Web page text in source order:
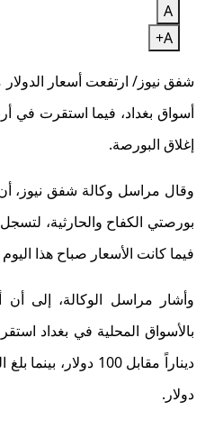
A
A+
شفق نيوز/ ارتفعت أسعار
أسواق بغداد، فيما استقرت في
إغلاق البورصة.
وقال مراسل وكالة شفق نيوز،
فيما كانت الأسعار صباح هذا اليوم 150250 ديناراً مقابل 100 دولار.
وأشار مراسل الوكالة، إلى
دولار.